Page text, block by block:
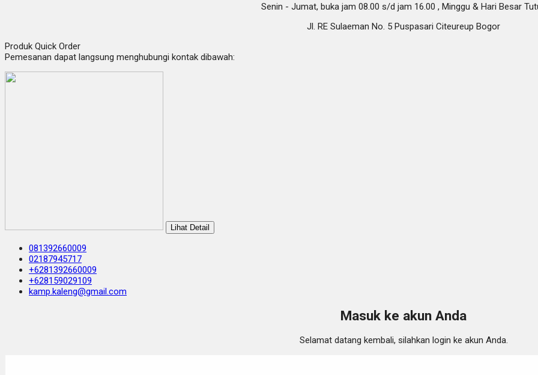
Senin - Jumat, buka jam 08.00 s/d jam 16.00 , Minggu & Hari Besar
Jl. RE Sulaeman No. 5 Puspasari Citeureup Bogor
Produk Quick Order
Pemesanan dapat langsung menghubungi kontak dibawah:
Lihat Detail
081392660009
02187945717
+6281392660009
+628159029109
kamp.kaleng@gmail.com
Masuk ke akun Anda
Selamat datang kembali, silahkan login ke akun Anda.